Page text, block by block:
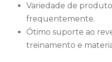
Variedade de
frequentemente.
Ótimo suporte ao
treinamento e